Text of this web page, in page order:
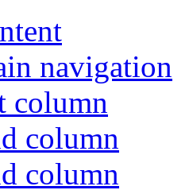
navigation
column
column
column